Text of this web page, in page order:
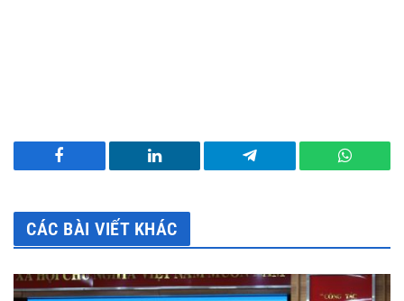
Facebook LinkedIn Telegram
CÁC BÀI VIẾT KHÁC